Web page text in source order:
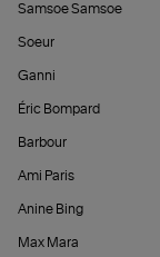
Samsoe Samsoe
Soeur
Ganni
Éric Bompard
Barbour
Ami Paris
Anine Bing
Max Mara